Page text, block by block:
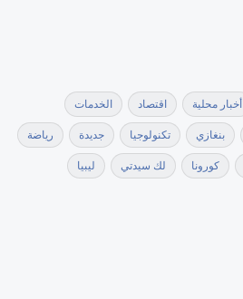
أخبار محلية اقتصاد الخدمات
بنغازي تكنولوجيا جديدة رياضة
كورونا لك سيدتي ليبيا